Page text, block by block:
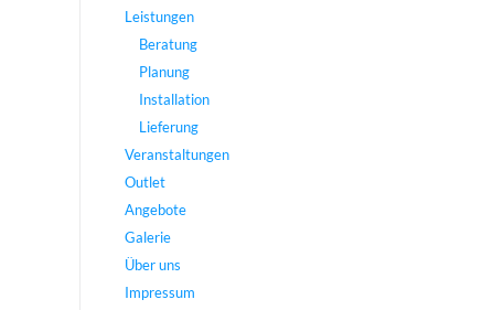
Leistungen
Beratung
Planung
Installation
Lieferung
Veranstaltungen
Outlet
Angebote
Galerie
Über uns
Impressum